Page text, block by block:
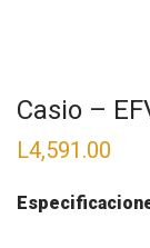
Casio –
L4,591.00